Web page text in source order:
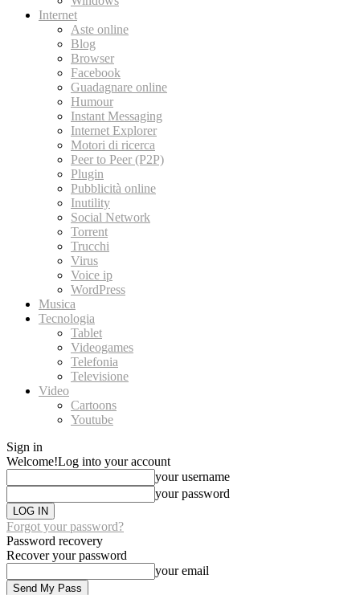
Internet
Aste online
Blog
Browser
Facebook
Guadagnare online
Humour
Instant Messaging
Internet Explorer
Motori di ricerca
Peer to Peer (P2P)
Plugin
Pubblicità online
Inutility
Social Network
Torrent
Trucchi
Virus
Voice ip
WordPress
Musica
Tecnologia
Tablet
Videogames
Telefonia
Televisione
Video
Cartoons
Youtube
Sign in
Welcome!Log into your account
your username
your password
Forgot your password?
Password recovery
Recover your password
your email